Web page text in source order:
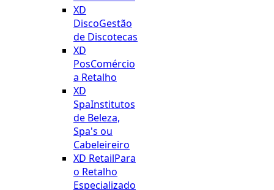
XD
DiscoGestão
de Discotecas
XD
PosComércio
a Retalho
XD
SpaInstitutos
de Beleza,
Spa's ou
Cabeleireiro
XD RetailPara
o Retalho
Especializado